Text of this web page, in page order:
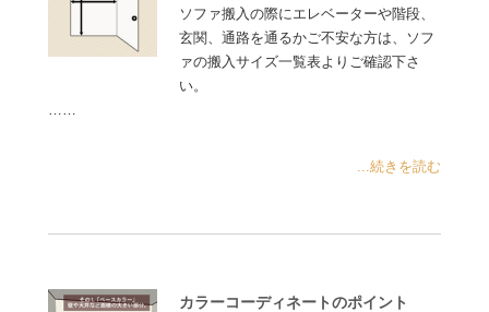
ソファ搬入の際にエレベーターや階段、
玄関、通路を通るかご不安な方は、ソフ
ァの搬入サイズ一覧表よりご確認下さ
い。
...続きを読む
カラーコーディネートのポイント